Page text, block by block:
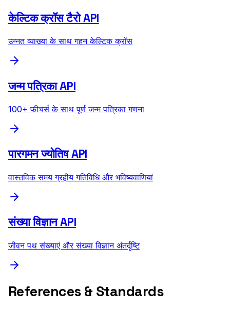
केल्टिक क्रॉस टैरो API
उन्नत व्याख्या के साथ गहन केल्टिक क्रॉस
जन्म पत्रिका API
100+ फीचर्स के साथ पूर्ण जन्म पत्रिका गणना
पारगमन ज्योतिष API
वास्तविक समय ग्रहीय गतिविधि और भविष्यवाणियां
संख्या विज्ञान API
जीवन पथ संख्याएं और संख्या विज्ञान अंतर्दृष्टि
References & Standards